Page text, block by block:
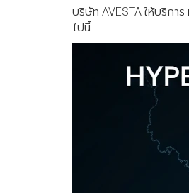
บริษัท AVESTA ให้บริก
ไปนี้